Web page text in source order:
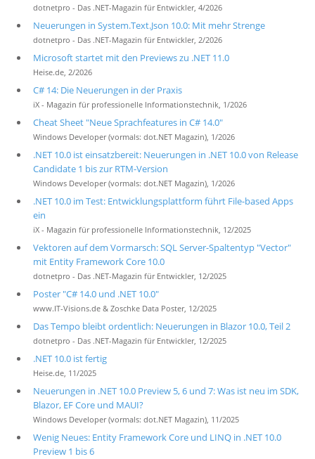
dotnetpro - Das .NET-Magazin für Entwickler, 4/2026
Neuerungen in System.Text.Json 10.0: Mit mehr Strenge
dotnetpro - Das .NET-Magazin für Entwickler, 2/2026
Microsoft startet mit den Previews zu .NET 11.0
Heise.de, 2/2026
C# 14: Die Neuerungen in der Praxis
iX - Magazin für professionelle Informationstechnik, 1/2026
Cheat Sheet "Neue Sprachfeatures in C# 14.0"
Windows Developer (vormals: dot.NET Magazin), 1/2026
.NET 10.0 ist einsatzbereit: Neuerungen in .NET 10.0 von Release
Candidate 1 bis zur RTM-Version
Windows Developer (vormals: dot.NET Magazin), 1/2026
.NET 10.0 im Test: Entwicklungsplattform führt File-based Apps
ein
iX - Magazin für professionelle Informationstechnik, 12/2025
Vektoren auf dem Vormarsch: SQL Server-Spaltentyp "Vector"
mit Entity Framework Core 10.0
dotnetpro - Das .NET-Magazin für Entwickler, 12/2025
Poster "C# 14.0 und .NET 10.0"
www.IT-Visions.de & Zoschke Data Poster, 12/2025
Das Tempo bleibt ordentlich: Neuerungen in Blazor 10.0, Teil 2
dotnetpro - Das .NET-Magazin für Entwickler, 12/2025
.NET 10.0 ist fertig
Heise.de, 11/2025
Neuerungen in .NET 10.0 Preview 5, 6 und 7: Was ist neu im SDK,
Blazor, EF Core und MAUI?
Windows Developer (vormals: dot.NET Magazin), 11/2025
Wenig Neues: Entity Framework Core und LINQ in .NET 10.0
Preview 1 bis 6